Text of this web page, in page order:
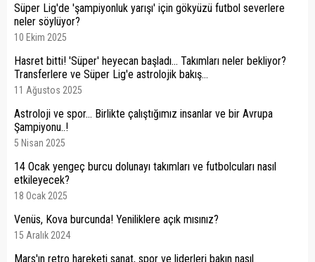
Süper Lig'de 'şampiyonluk yarışı' için gökyüzü futbol severlere
neler söylüyor?
10 Ekim 2025
Hasret bitti! 'Süper' heyecan başladı... Takımları neler bekliyor?
Transferlere ve Süper Lig'e astrolojik bakış...
11 Ağustos 2025
Astroloji ve spor... Birlikte çalıştığımız insanlar ve bir Avrupa
Şampiyonu..!
5 Nisan 2025
14 Ocak yengeç burcu dolunayı takımları ve futbolcuları nasıl
etkileyecek?
18 Ocak 2025
Venüs, Kova burcunda! Yeniliklere açık mısınız?
15 Aralık 2024
Mars'ın retro hareketi sanat, spor ve liderleri bakın nasıl